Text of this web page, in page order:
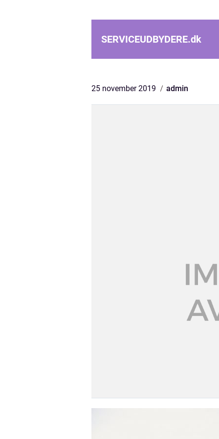
SERVICEUDBYDERE.dk
25 november 2019 admin